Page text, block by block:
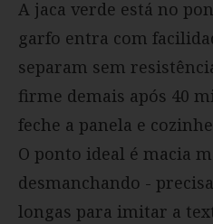
A jaca verde está no
garfo entra com
separam sem
firme demais após 40
feche a panela e
O ponto ideal é macia
desmanchando -
longas para imitar a